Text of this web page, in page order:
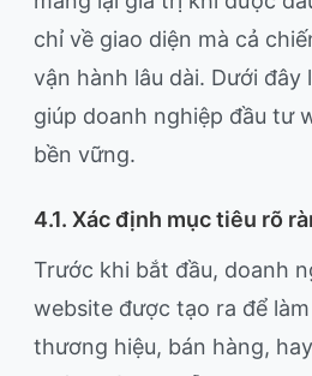
chỉ về giao diện mà cả
vận hành lâu dài. Dưới đây
giúp doanh nghiệp đầu tư
bền vững.
4.1. Xác định mục tiêu rõ
Trước khi bắt đầu, doanh
website được tạo ra để
thương hiệu, bán hàng,